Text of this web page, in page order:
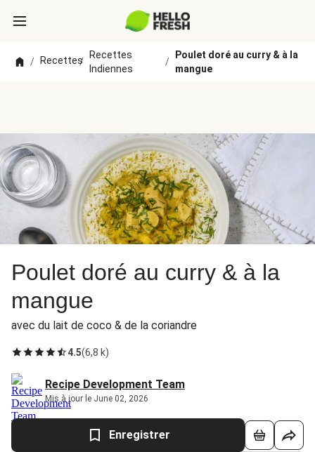
/ Recettes/
Recettes
Indiennes
/
Poulet doré au curry & à la
mangue
Poulet doré au curry & à la
mangue
avec du lait de coco & de la coriandre
4.5(6,8 k)
Recipe Development Team
Mis à jour le June 02, 2026
Enregistrer